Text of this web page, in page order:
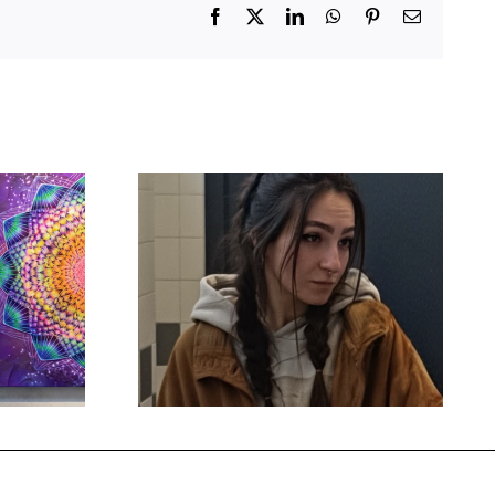
Facebook
X LinkedInWhatsApp
PinterestEmail